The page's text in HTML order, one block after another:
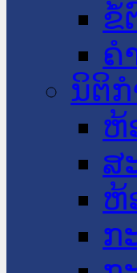
ຂໍ້
ຄໍ
ນິຕິ
ຫ້
ສ
ຫ້
ກ